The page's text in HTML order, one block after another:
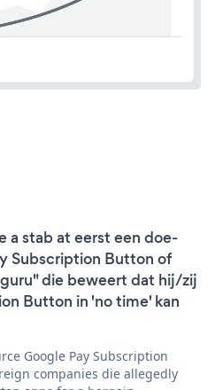
a stab at eerst een doe-
Subscription Button of
die beweert dat hij/zij
Button in 'no time' kan
Google Pay Subscription
companies die allegedly